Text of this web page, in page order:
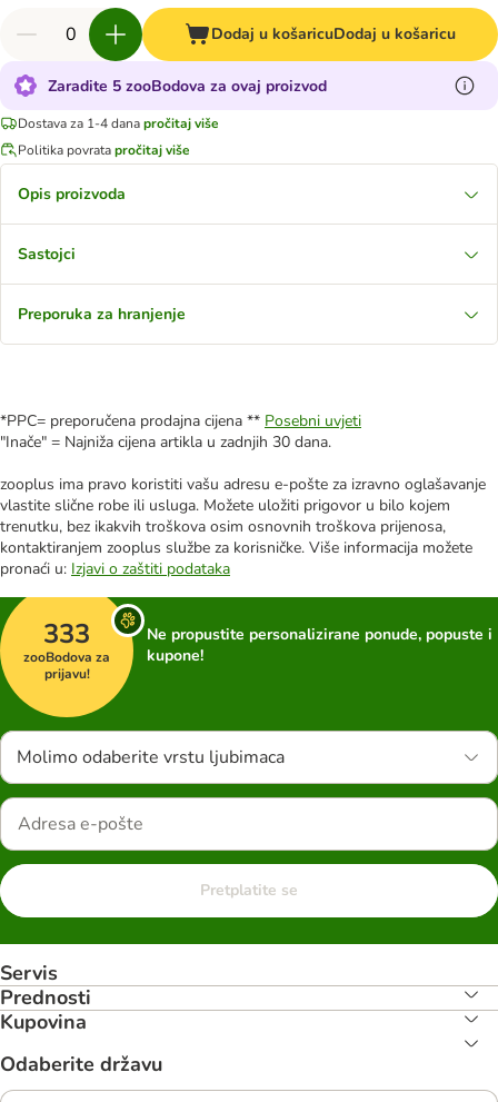
Dodaj u košaricuDodaj u košaricu
Zaradite 5 zooBodova za ovaj proizvod
Dostava za 1-4 danapročitaj više
Politika povratapročitaj više
Opis proizvoda
Sastojci
Preporuka za hranjenje
*PPC= preporučena prodajna cijena ** Posebni uvjeti
"Inače" = Najniža cijena artikla u zadnjih 30 dana.
zooplus ima pravo koristiti vašu adresu e-pošte za izravno oglašavanje
vlastite slične robe ili usluga. Možete uložiti prigovor u bilo kojem
trenutku, bez ikakvih troškova osim osnovnih troškova prijenosa,
kontaktiranjem zooplus službe za korisničke. Više informacija možete
pronaći u: Izjavi o zaštiti podataka
333
zooBodova za
prijavu!
Ne propustite personalizirane ponude, popuste i
kupone!
Molimo odaberite vrstu ljubimaca
Pretplatite se
Servis
Prednosti
Kupovina
Odaberite državu